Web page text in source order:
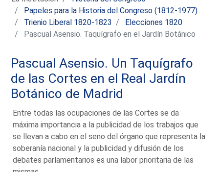
Papeles para la Historia del Congreso (1812-1977)
Trienio Liberal 1820-1823
Elecciones 1820
Pascual Asensio. Taquígrafo en el Jardín Botánico
Pascual Asensio. Un Taquígrafo
de las Cortes en el Real Jardín
Botánico de Madrid
Entre todas las ocupaciones de las Cortes se da
máxima importancia a la publicidad de los trabajos que
se llevan a cabo en el seno del órgano que representa la
soberanía nacional y la publicidad y difusión de los
debates parlamentarios es una labor prioritaria de las